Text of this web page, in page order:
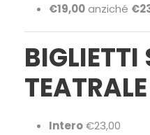
€19,00anziché
BIGLIETTI
TEATRALE
Intero€23,00